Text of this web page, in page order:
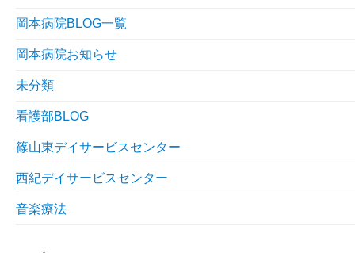
岡本病院BLOG一覧
岡本病院お知らせ
未分類
看護部BLOG
篠山東デイサービスセンター
西紀デイサービスセンター
音楽療法